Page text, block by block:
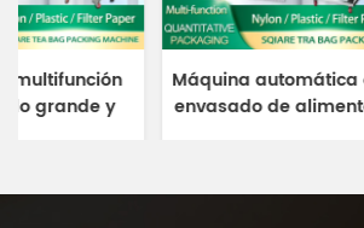
Máquina automática de
envasado de alimentos
de